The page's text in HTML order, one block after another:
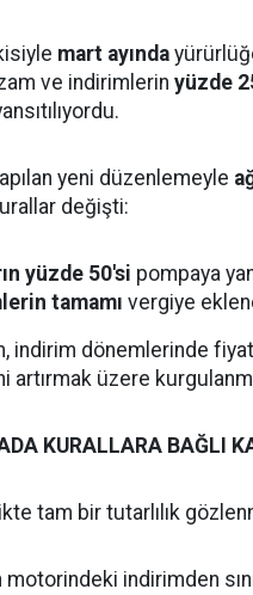
mart ayında
ve indirimlerin yüzde
yeni düzenlemeyle
değişti:
yüzde 50'si pompaya
tamamı vergiye
indirim dönemlerinde
artırmak üzere
KURALLARA BAĞLI
tam bir tutarlılık
indirimden